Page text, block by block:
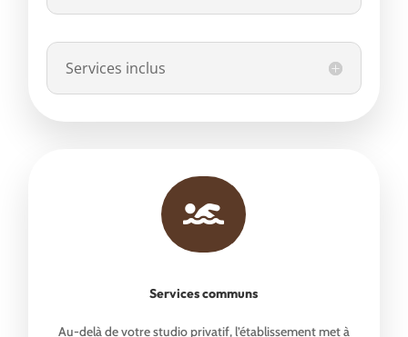
Services inclus

Services communs
Au-delà de votre studio privatif, l’établissement met à